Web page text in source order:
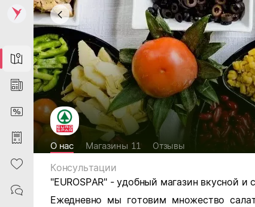
Map
News
DiscountCard
Purchases
Heart
Contacts
О нас Магазины 11 Отзывы
Консультации
"EUROSPAR" - удобный магазин вкусной и
Ежедневно мы готовим множество